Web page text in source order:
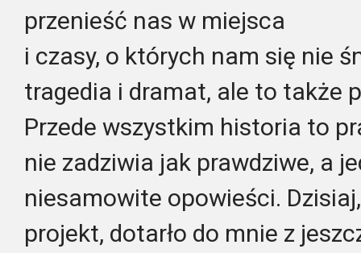
przenieść nas w miejsca
i czasy, o których nam się nie
tragedia i dramat, ale to także
Przede wszystkim historia to
nie zadziwia jak prawdziwe, a
niesamowite opowieści.
projekt, dotarło do mnie z